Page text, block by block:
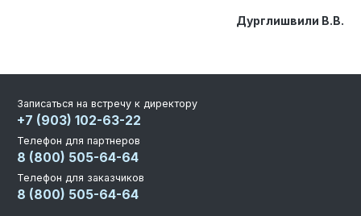
Дурглишвили В.В.
Записаться на встречу к директору
+7 (903) 102-63-22
Телефон для партнеров
8 (800) 505-64-64
Телефон для заказчиков
8 (800) 505-64-64